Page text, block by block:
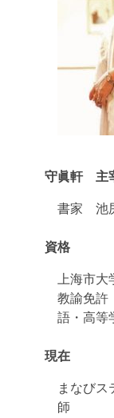
守眞軒 主
書家 池
資格
上海市
教諭免許
語・高等
現在
まなびス
師